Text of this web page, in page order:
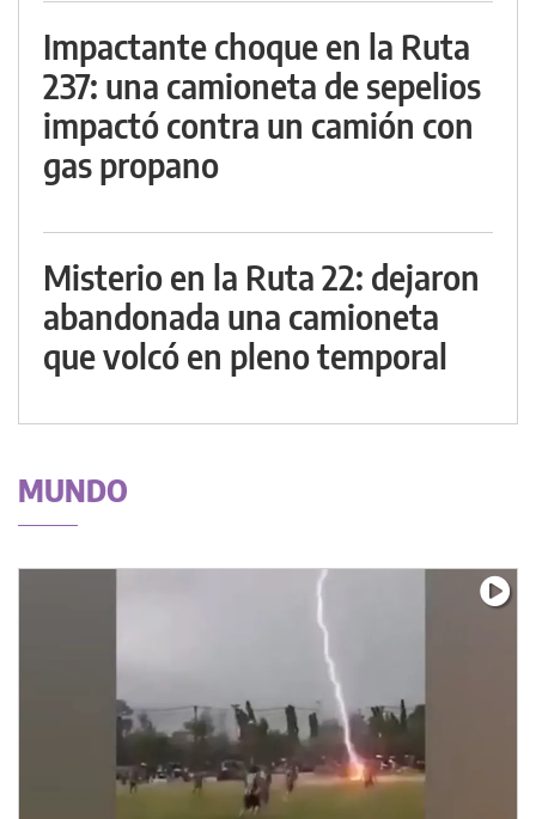
Impactante choque en la Ruta
237: una camioneta de sepelios
impactó contra un camión con
gas propano
Misterio en la Ruta 22: dejaron
abandonada una camioneta
que volcó en pleno temporal
MUNDO